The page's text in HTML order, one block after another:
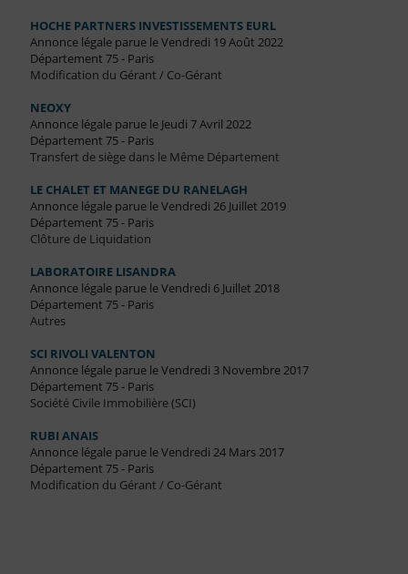
HOCHE PARTNERS INVESTISSEMENTS EURL
Annonce légale parue le Vendredi 19 Août 2022
Département 75 - Paris
Modification du Gérant / Co-Gérant
NEOXY
Annonce légale parue le Jeudi 7 Avril 2022
Département 75 - Paris
Transfert de siège dans le Même Département
LE CHALET ET MANEGE DU RANELAGH
Annonce légale parue le Vendredi 26 Juillet 2019
Département 75 - Paris
Clôture de Liquidation
LABORATOIRE LISANDRA
Annonce légale parue le Vendredi 6 Juillet 2018
Département 75 - Paris
Autres
SCI RIVOLI VALENTON
Annonce légale parue le Vendredi 3 Novembre 2017
Département 75 - Paris
Société Civile Immobilière (SCI)
RUBI ANAIS
Annonce légale parue le Vendredi 24 Mars 2017
Département 75 - Paris
Modification du Gérant / Co-Gérant